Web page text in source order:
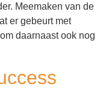
Meemaken van de
er gebeurt met
daarnaast ook nog